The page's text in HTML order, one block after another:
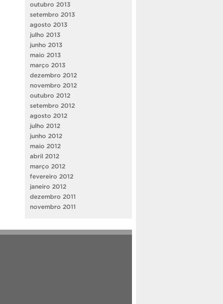
outubro 2013
setembro 2013
agosto 2013
julho 2013
junho 2013
maio 2013
março 2013
dezembro 2012
novembro 2012
outubro 2012
setembro 2012
agosto 2012
julho 2012
junho 2012
maio 2012
abril 2012
março 2012
fevereiro 2012
janeiro 2012
dezembro 2011
novembro 2011